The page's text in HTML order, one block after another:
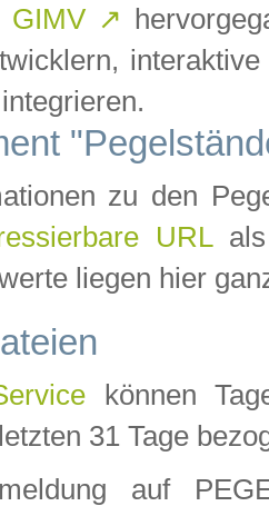
GIMV ↗
zu den
URLals
liegen hier
können
31 Tage
auf